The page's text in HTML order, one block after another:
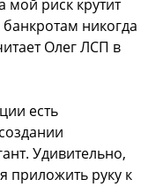
мой риск крутит
никогда
Олег ЛСП в
есть
Удивительно,
приложить руку к